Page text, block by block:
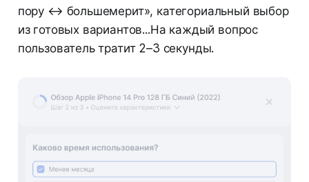
пору ↔ большемерит», категориальный выбор
из готовых вариантов...На каждый вопрос
пользователь тратит 2–3 секунды.